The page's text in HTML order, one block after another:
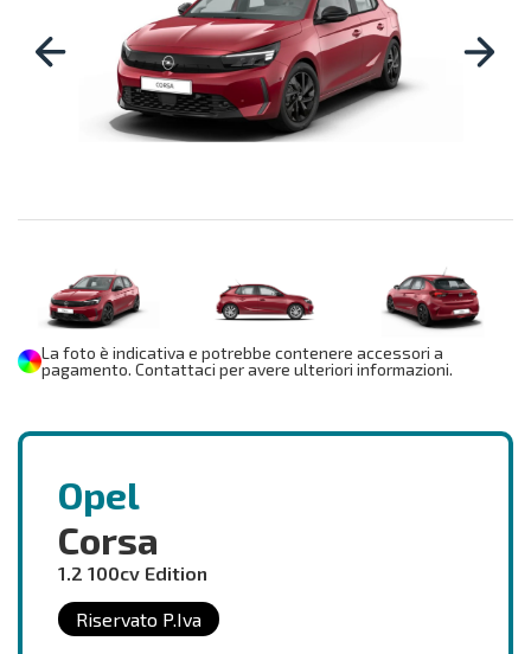
La foto è indicativa e potrebbe contenere accessori a
pagamento. Contattaci per avere ulteriori informazioni.
Opel
Corsa
1.2 100cv Edition
Riservato P.Iva